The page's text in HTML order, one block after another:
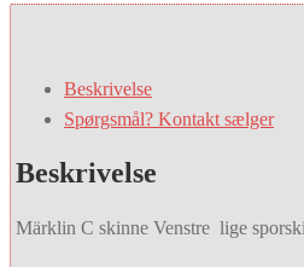
Beskrivelse
Spørgsmål? Kontakt sælger
Beskrivelse
Märklin C skinne Venstre lige